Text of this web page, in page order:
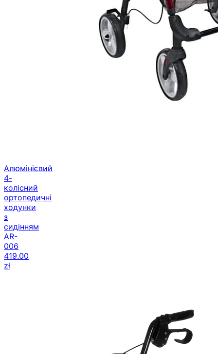
Алюмінієвий
4-
колісний
ортопедичні
ходунки
з
сидінням
AR-
006
419.00
zł